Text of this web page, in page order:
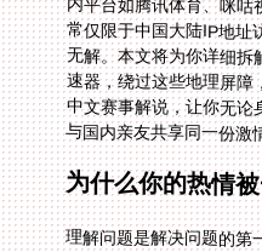
与国内亲友共享同一份激
为什么你的热情
理解问题是解决问题的第
直播，却发现提示“仅限
真实的。平台这么做主要
协议。版权方将不同地区
流媒体服务商。因此，你
一旦检测到你的网络IP地